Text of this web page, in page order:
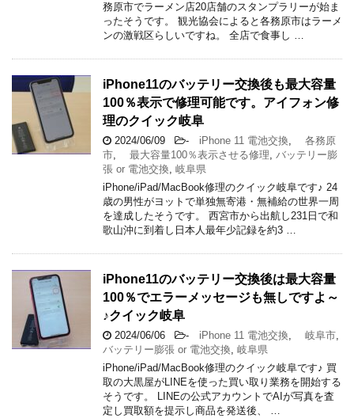
務原市でラーメン店20店舗のスタンプラリーが始ま
ったそうです。 観光協会によると各務原市はラーメ
ンの激戦区らしいですね。 全店で食事し …
iPhone11のバッテリー交換後も最大容量
100％表示で修理可能です。アイフォン修
理のクイック岐阜
2024/06/09 - iPhone 11 電池交換,
各務原
市, 最大容量100％表示させる修理, バッテリー膨
張 or 電池交換, 岐阜県
iPhone/iPad/MacBook修理のクイック岐阜です♪ 24
歳の男性がヨットで単独無寄港・無補給の世界一周
を達成したそうです。 西宮市から出航し231日で和
歌山沖に到着し日本人最年少記録を約3 …
iPhone11のバッテリー交換後は最大容量
100％でエラーメッセージも無しですよ～
♪クイック岐阜
2024/06/06 - iPhone 11 電池交換, 岐阜市,
バッテリー膨張 or 電池交換, 岐阜県
iPhone/iPad/MacBook修理のクイック岐阜です♪ 買
取の大黒屋がLINEを使った買い取り業務を開始する
そうです。 LINEの公式アカウントでAIが写真を査
定し買取額を提示し商品を発送後、 …